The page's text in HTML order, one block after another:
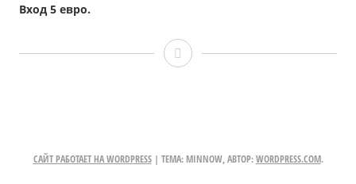
Вход 5 евро.
А.
7.5.2016
САЙТ РАБОТАЕТ НА WORDPRESS | ТЕМА: MINNOW, АВТОР:WORDPRESS.COM.